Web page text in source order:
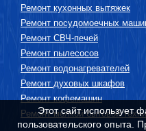
Ремонт кухонных вытяжек
Ремонт посудомоечных
Ремонт СВЧ-печей
Ремонт пылесосов
Ремонт водонагревателей
Ремонт духовых шкафов
Ремонт кофемашин
Ремонт мелкой бытовой
Этот сайт использует
пользовательского опыта.